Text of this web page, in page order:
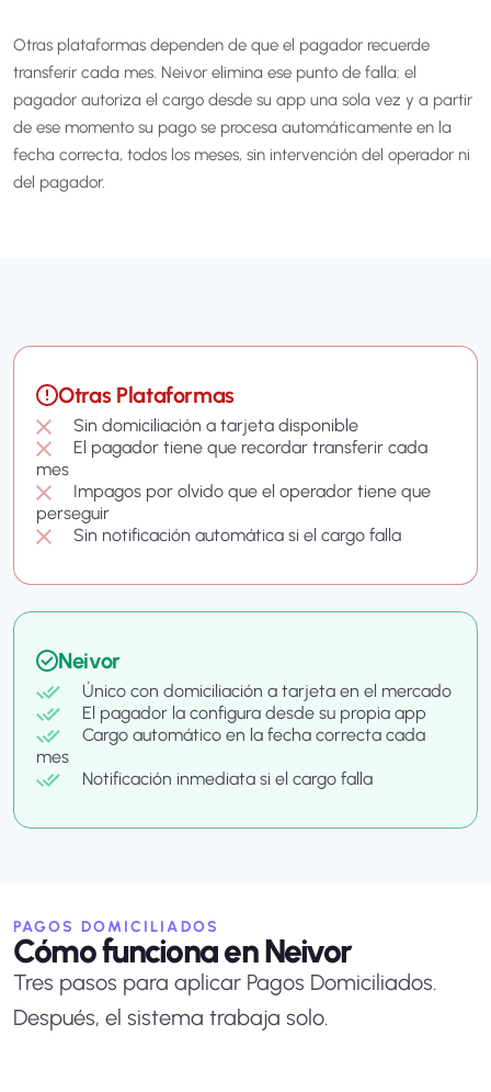
Otras plataformas dependen de que el pagador recuerde
transferir cada mes. Neivor elimina ese punto de falla: el
pagador autoriza el cargo desde su app una sola vez y a partir
de ese momento su pago se procesa automáticamente en la
fecha correcta, todos los meses, sin intervención del operador ni
del pagador.
Otras Plataformas
Sin domiciliación a tarjeta disponible
El pagador tiene que recordar transferir cada
mes
Impagos por olvido que el operador tiene que
perseguir
Sin notificación automática si el cargo falla
Neivor
Único con domiciliación a tarjeta en el mercado
El pagador la configura desde su propia app
Cargo automático en la fecha correcta cada
mes
Notificación inmediata si el cargo falla
PAGOS DOMICILIADOS
Cómo funciona en Neivor
Tres pasos para aplicar Pagos Domiciliados.
Después, el sistema trabaja solo.